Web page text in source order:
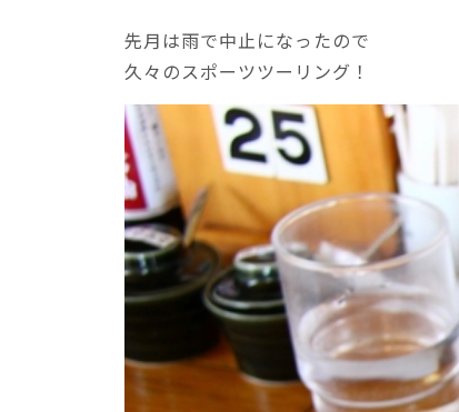
先月は雨で中止になったので
久々のスポーツツーリング！